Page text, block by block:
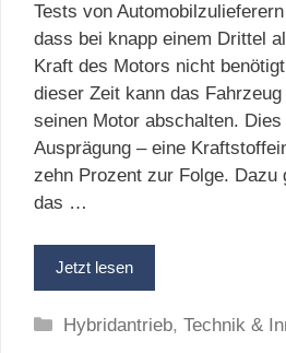
Tests von
dass bei knapp einem Drittel
Kraft des Motors nicht
dieser Zeit kann das Fahrzeug
seinen Motor abschalten.
Ausprägung – eine
zehn Prozent zur Folge. Dazu
das …
Jetzt lesen
Kategorien
Hybridantrieb,Technik &